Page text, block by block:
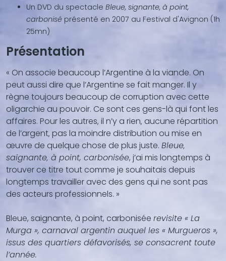
Un DVD du spectacle Bleue, signante, à point,
carbonisé présenté en 2007 au Festival d'Avignon (1h
25mn)
Présentation
« On associe beaucoup l’Argentine à la viande. On
peut aussi dire que l’Argentine se fait manger. Il y
règne toujours beaucoup de corruption avec cette
oligarchie au pouvoir. Ce sont ces gens-là qui font les
affaires. Pour les autres‚ il n’y a rien‚ aucune répartition
de l’argent‚ pas la moindre distribution ou mise en
œuvre de quelque chose de plus juste. Bleue‚
saignante‚ à point, carbonisée, j’ai mis longtemps à
trouver ce titre tout comme je souhaitais depuis
longtemps travailler avec des gens qui ne sont pas
des acteurs professionnels. »
Bleue, saignante, à point, carbonisée revisite « La
Murga », carnaval argentin auquel les « Murgueros »,
issus des quartiers défavorisés, se consacrent toute
l’année.